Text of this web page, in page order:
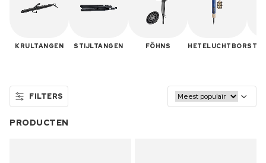
KRULTANGEN STIJLTANGEN FÖHNS
FILTERS
PRODUCTEN